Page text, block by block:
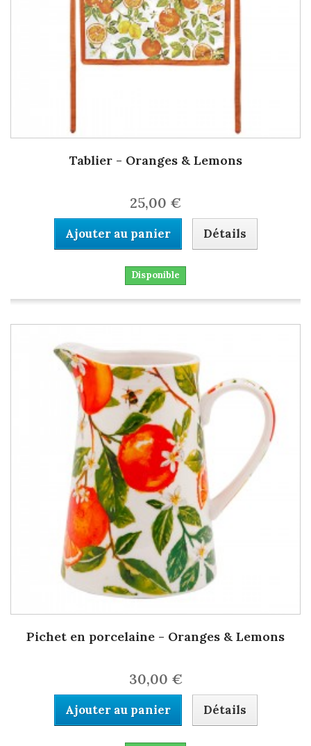
Tablier - Oranges & Lemons
25,00 €
Ajouter au panier Détails
Disponible
Pichet en porcelaine - Oranges & Lemons
30,00 €
Ajouter au panier Détails